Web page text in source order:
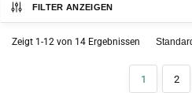
FILTER ANZEIGEN
Zeigt 1-12 von 14 Ergebnissen
1 2